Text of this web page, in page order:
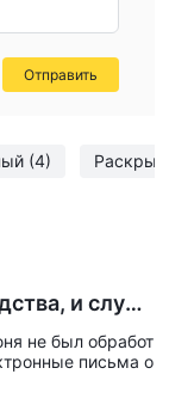
(4)
и служ
не был обработ
письма о
Отправить